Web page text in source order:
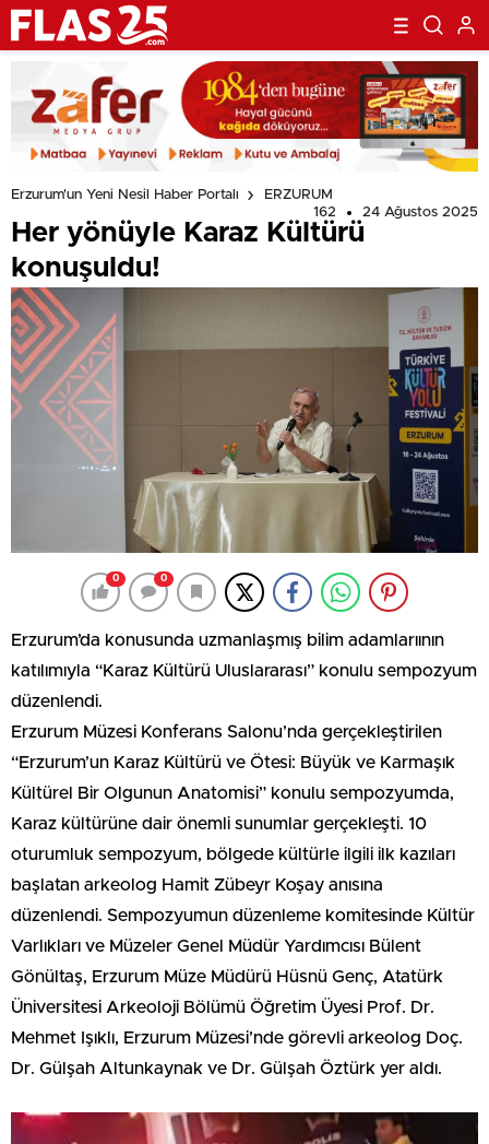
Erzurum'un Yeni Nesil Haber Portalı
ERZURUM
162
24 Ağustos 2025
Her yönüyle Karaz Kültürü
konuşuldu!
0 0
Erzurum’da konusunda uzmanlaşmış bilim adamlarıının
katılımıyla “Karaz Kültürü Uluslararası” konulu sempozyum
düzenlendi.
Erzurum Müzesi Konferans Salonu’nda gerçekleştirilen
“Erzurum’un Karaz Kültürü ve Ötesi: Büyük ve Karmaşık
Kültürel Bir Olgunun Anatomisi” konulu sempozyumda,
Karaz kültürüne dair önemli sunumlar gerçekleşti. 10
oturumluk sempozyum, bölgede kültürle ilgili ilk kazıları
başlatan arkeolog Hamit Zübeyr Koşay anısına
düzenlendi. Sempozyumun düzenleme komitesinde Kültür
Varlıkları ve Müzeler Genel Müdür Yardımcısı Bülent
Gönültaş, Erzurum Müze Müdürü Hüsnü Genç, Atatürk
Üniversitesi Arkeoloji Bölümü Öğretim Üyesi Prof. Dr.
Mehmet Işıklı, Erzurum Müzesi’nde görevli arkeolog Doç.
Dr. Gülşah Altunkaynak ve Dr. Gülşah Öztürk yer aldı.